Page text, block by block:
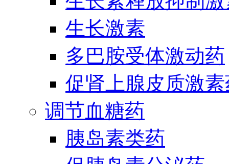
生长激素
多巴胺受体激动药
促肾上腺皮质激
调节血糖药
胰岛素类药